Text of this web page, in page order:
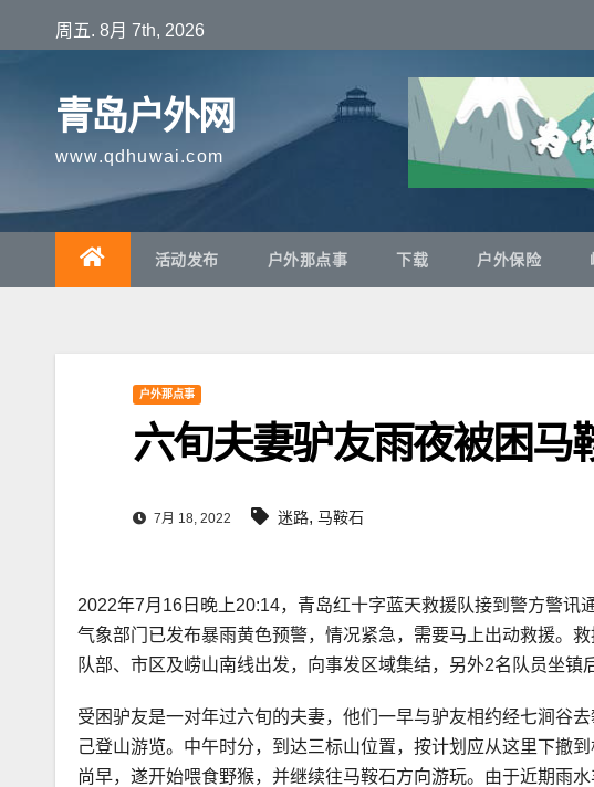
至
周五. 8月 7th, 2026
青岛户外网
www.qdhuwai.com
活动发布 户外那点事 下载 户外保险
户外那点事
六旬夫妻驴友雨夜被困马
7月 18, 2022 迷路, 马鞍石
2022年7月16日晚上20:14，青岛红十字蓝天救援队接到警方警
气象部门已发布暴雨黄色预警，情况紧急，需要马上出动救援。
队部、市区及崂山南线出发，向事发区域集结，另外2名队员坐镇
受困驴友是一对年过六旬的夫妻，他们一早与驴友相约经七涧谷
己登山游览。中午时分，到达三标山位置，按计划应从这里下撤
尚早，遂开始喂食野猴，并继续往马鞍石方向游玩。由于近期雨